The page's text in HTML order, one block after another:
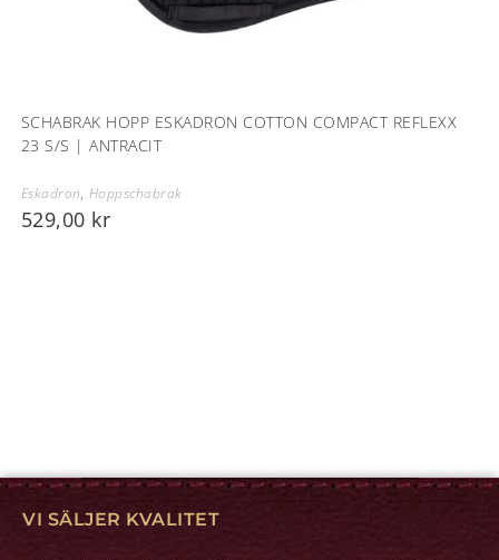
SCHABRAK HOPP ESKADRON COTTON COMPACT REFLEXX
23 S/S | ANTRACIT
Eskadron, Hoppschabrak
529,00 kr
VI SÄLJER KVALITET